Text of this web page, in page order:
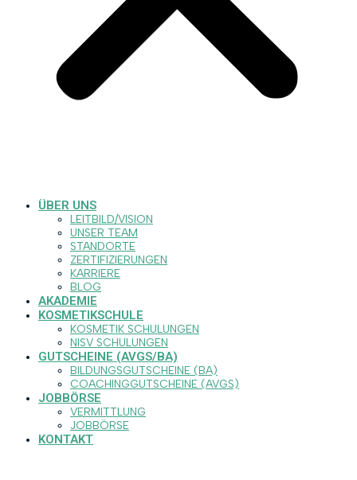
ÜBER UNS
LEITBILD/VISION
UNSER TEAM
STANDORTE
ZERTIFIZIERUNGEN
KARRIERE
BLOG
AKADEMIE
KOSMETIKSCHULE
KOSMETIK SCHULUNGEN
NISV SCHULUNGEN
GUTSCHEINE (AVGS/BA)
BILDUNGSGUTSCHEINE (BA)
COACHINGGUTSCHEINE (AVGS)
JOBBÖRSE
VERMITTLUNG
JOBBÖRSE
KONTAKT